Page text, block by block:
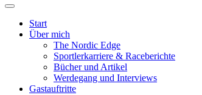
Start
Über mich
The Nordic Edge
Sportlerkarriere & Raceberichte
Bücher und Artikel
Werdegang und Interviews
Gastauftritte